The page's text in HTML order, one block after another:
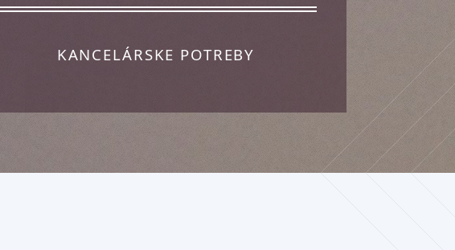
KANCELÁRSKE POTREBY